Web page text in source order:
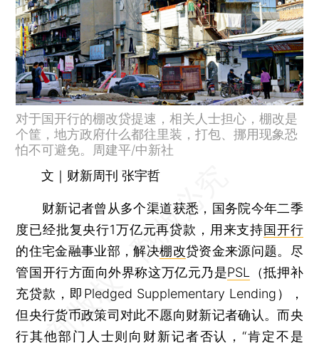
对于国开行的棚改贷提速，相关人士担心，棚改是
个筐，地方政府什么都往里装，打包、挪用现象恐
怕不可避免。周建平/中新社
文｜财新周刊 张宇哲
财新记者曾从多个渠道获悉，国务院今年二季
度已经批复央行1万亿元再贷款，用来支持国开行
的住宅金融事业部，解决棚改贷资金来源问题。尽
管国开行方面向外界称这万亿元乃是PSL
（抵押补
充贷款，即Pledged Supplementary Lending），
但央行货币政策司对此不愿向财新记者确认。而央
行其他部门人士则向财新记者否认，“肯定不是